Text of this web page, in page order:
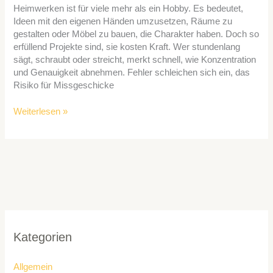
Heimwerken ist für viele mehr als ein Hobby. Es bedeutet,
Ideen mit den eigenen Händen umzusetzen, Räume zu
gestalten oder Möbel zu bauen, die Charakter haben. Doch so
erfüllend Projekte sind, sie kosten Kraft. Wer stundenlang
sägt, schraubt oder streicht, merkt schnell, wie Konzentration
und Genauigkeit abnehmen. Fehler schleichen sich ein, das
Risiko für Missgeschicke
Weiterlesen »
Kategorien
Allgemein